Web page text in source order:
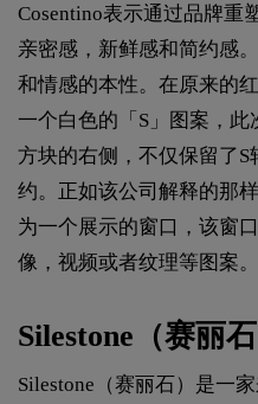
Cosentino表示通过品牌重
亲密感，新鲜感和简约感
和情感的本性。在原来的
一个白色的「S」图案，
方块的右侧，不仅保留了
约。正如该公司解释的那
为一个展示的窗口，该窗
像，视频或者纹理等图案。
Silestone（赛丽
Silestone（赛丽石）是一